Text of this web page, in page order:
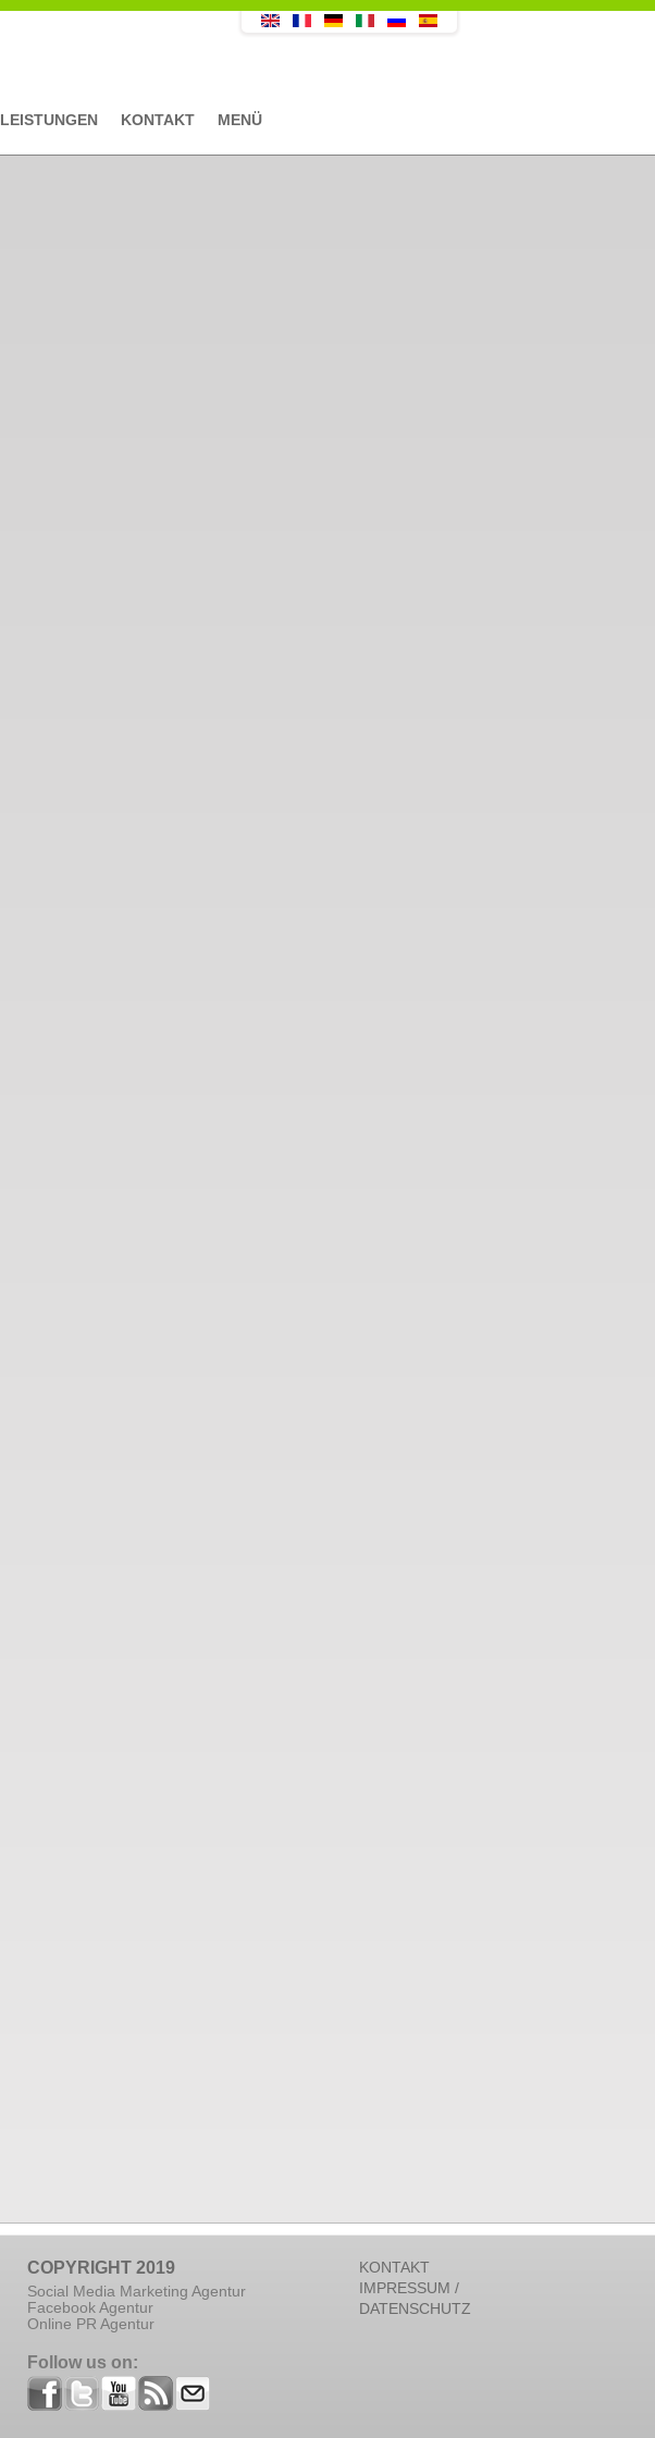
LEISTUNGEN KONTAKT MENÜ
COPYRIGHT 2019
Social Media Marketing Agentur
Facebook Agentur
Online PR Agentur
Follow us on:
KONTAKT
IMPRESSUM /
DATENSCHUTZ